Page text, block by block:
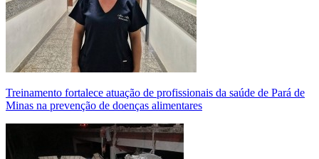
Treinamento fortalece atuação de profissionais da saúde de Pará de
Minas na prevenção de doenças alimentares